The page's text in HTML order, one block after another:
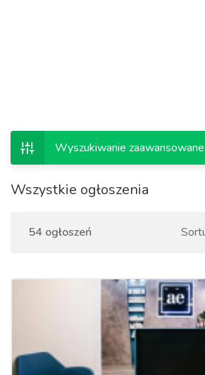
Wyszukiwanie zaawansowane
Wszystkie ogłoszenia
54 ogłoszeń